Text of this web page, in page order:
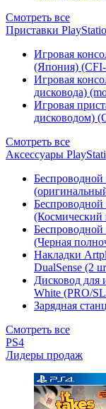
Смотреть все
Приставки
Игровая
(Япония)
Игровая
дисковода)
Игровая
дисководом)
Смотреть все
Аксессуары
Беспроводной
Беспроводной
(Космический
Беспроводной
(Черная
Накладки
DualSense (2
Дисковод для
White (PRO/
Зарядная
Смотреть все
PS4
Лидеры продаж